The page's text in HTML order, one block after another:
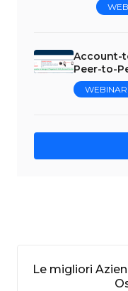
Account-
Peer-to-
WEBINAR
Le migliori